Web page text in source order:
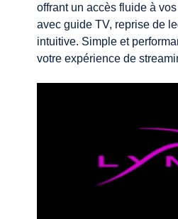
offrant un accès fluide à
avec guide TV, reprise de
intuitive. Simple et
votre expérience de